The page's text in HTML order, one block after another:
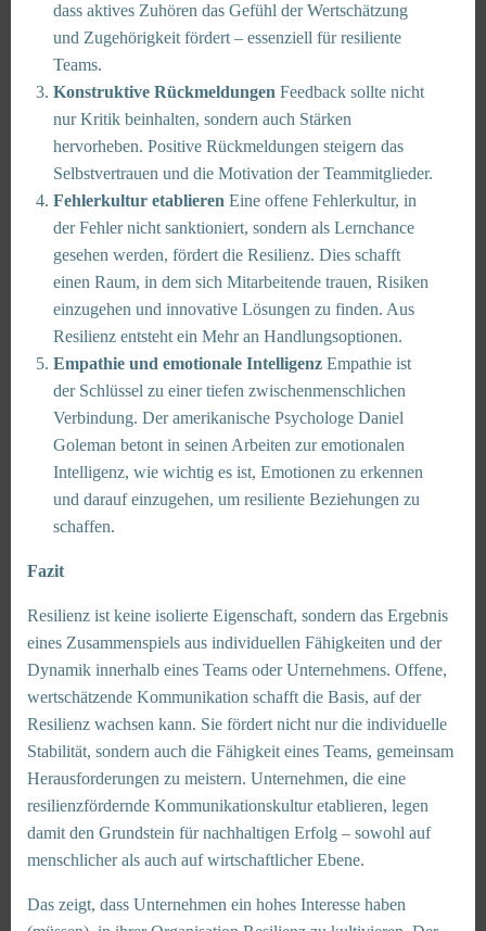
dass aktives Zuhören das Gefühl der Wertschätzung
und Zugehörigkeit fördert – essenziell für resiliente
Teams.
Konstruktive Rückmeldungen Feedback sollte nicht
nur Kritik beinhalten, sondern auch Stärken
hervorheben. Positive Rückmeldungen steigern das
Selbstvertrauen und die Motivation der Teammitglieder.
Fehlerkultur etablieren Eine offene Fehlerkultur, in
der Fehler nicht sanktioniert, sondern als Lernchance
gesehen werden, fördert die Resilienz. Dies schafft
einen Raum, in dem sich Mitarbeitende trauen, Risiken
einzugehen und innovative Lösungen zu finden. Aus
Resilienz entsteht ein Mehr an Handlungsoptionen.
Empathie und emotionale Intelligenz Empathie ist
der Schlüssel zu einer tiefen zwischenmenschlichen
Verbindung. Der amerikanische Psychologe Daniel
Goleman betont in seinen Arbeiten zur emotionalen
Intelligenz, wie wichtig es ist, Emotionen zu erkennen
und darauf einzugehen, um resiliente Beziehungen zu
schaffen.
Fazit
Resilienz ist keine isolierte Eigenschaft, sondern das Ergebnis
eines Zusammenspiels aus individuellen Fähigkeiten und der
Dynamik innerhalb eines Teams oder Unternehmens. Offene,
wertschätzende Kommunikation schafft die Basis, auf der
Resilienz wachsen kann. Sie fördert nicht nur die individuelle
Stabilität, sondern auch die Fähigkeit eines Teams, gemeinsam
Herausforderungen zu meistern. Unternehmen, die eine
resilienzfördernde Kommunikationskultur etablieren, legen
damit den Grundstein für nachhaltigen Erfolg – sowohl auf
menschlicher als auch auf wirtschaftlicher Ebene.
Das zeigt, dass Unternehmen ein hohes Interesse haben